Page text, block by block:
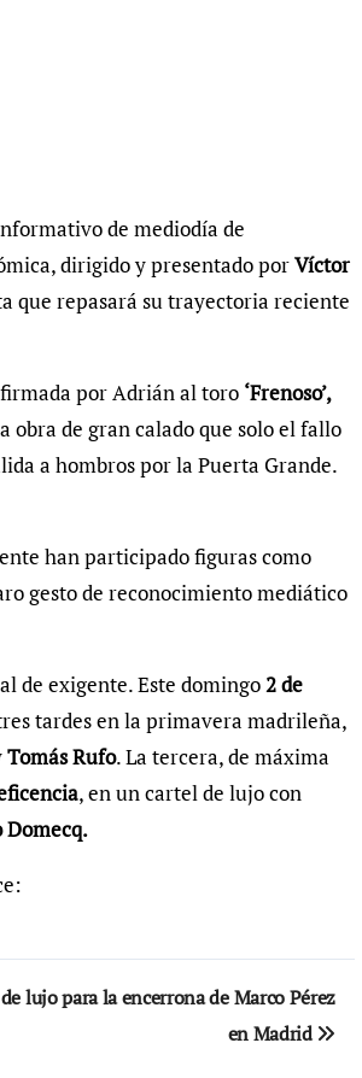
de mediodía de
dirigido y presentado porVíctor
que repasará su trayectoria reciente
por Adrián al toro ‘Frenoso’,
obra de gran calado que solo el fallo
a hombros por la Puerta Grande.
han participado figuras como
gesto de reconocimiento mediático
de exigente. Este domingo2 de
tardes en la primavera madrileña,
Tomás Rufo. La tercera, de máxima
, en un cartel de lujo con
Domecq.
lujo para la encerrona de Marco Pérez
en Madrid